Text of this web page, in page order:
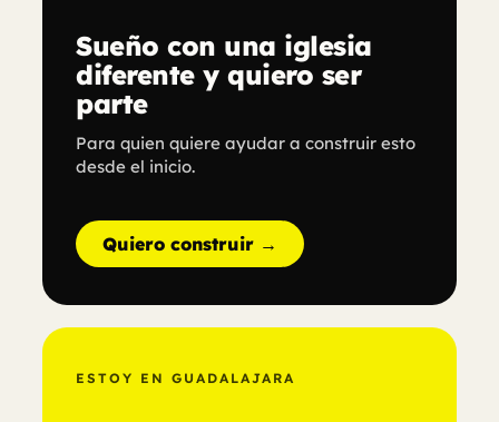
Sueño con una iglesia
diferente y quiero ser
parte
Para quien quiere ayudar a construir esto
desde el inicio.
Quiero construir →
ESTOY EN GUADALAJARA